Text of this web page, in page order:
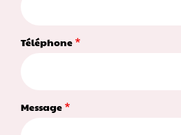
Téléphone
Message